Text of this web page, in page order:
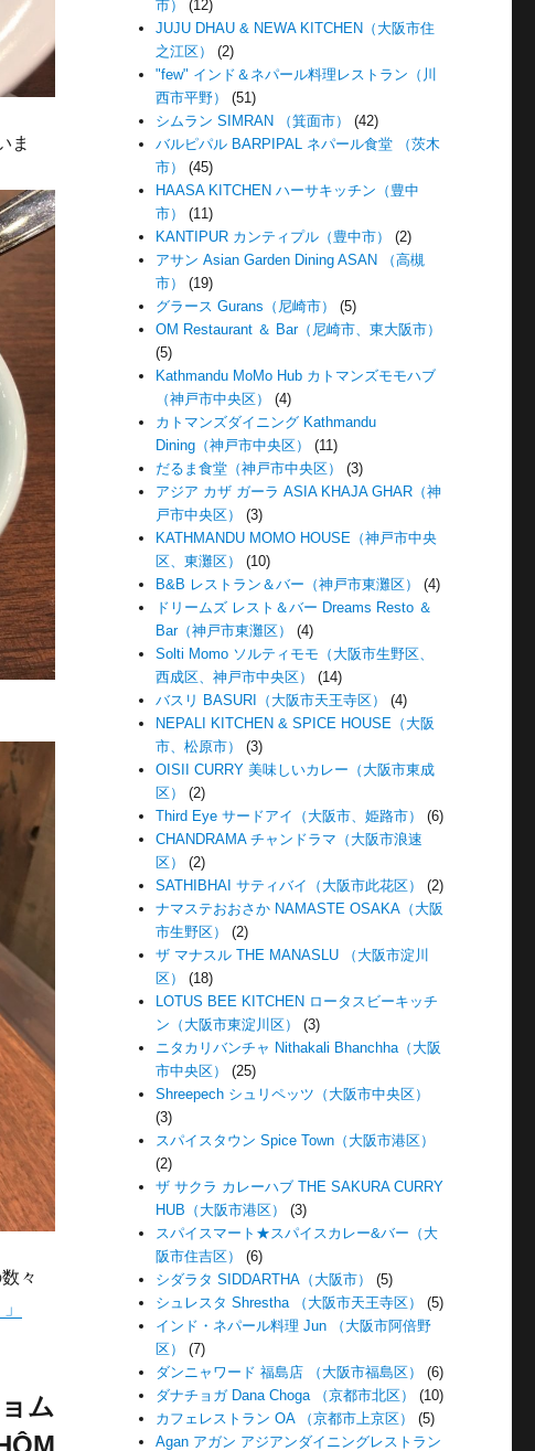
ま
々
ム
市）
(12)
JUJU DHAU & NEWA KITCHEN（大阪市住
之江区）
(2)
"few" インド＆ネパール料理レストラン（川
西市平野）
(51)
シムラン SIMRAN （箕面市）
(42)
バルピパル BARPIPAL ネパール食堂 （茨木
市）
(45)
HAASA KITCHEN ハーサキッチン（豊中
市）
(11)
KANTIPUR カンティプル（豊中市）
(2)
アサン Asian Garden Dining ASAN （高槻
市）
(19)
グラース Gurans（尼崎市）
(5)
OM Restaurant ＆ Bar（尼崎市、東大阪市）
(5)
Kathmandu MoMo Hub カトマンズモモハブ
（神戸市中央区）
(4)
カトマンズダイニング Kathmandu
Dining（神戸市中央区）
(11)
だるま食堂（神戸市中央区）
(3)
アジア カザ ガーラ ASIA KHAJA GHAR（神
戸市中央区）
(3)
KATHMANDU MOMO HOUSE（神戸市中央
区、東灘区）
(10)
B&B レストラン＆バー（神戸市東灘区）
(4)
ドリームズ レスト＆バー Dreams Resto ＆
Bar（神戸市東灘区）
(4)
Solti Momo ソルティモモ（大阪市生野区、
西成区、神戸市中央区）
(14)
バスリ BASURI（大阪市天王寺区）
(4)
NEPALI KITCHEN & SPICE HOUSE（大阪
市、松原市）
(3)
OISII CURRY 美味しいカレー（大阪市東成
区）
(2)
Third Eye サードアイ（大阪市、姫路市）
(6)
CHANDRAMA チャンドラマ（大阪市浪速
区）
(2)
SATHIBHAI サティバイ（大阪市此花区）
(2)
ナマステおおさか NAMASTE OSAKA（大阪
市生野区）
(2)
ザ マナスル THE MANASLU （大阪市淀川
区）
(18)
LOTUS BEE KITCHEN ロータスビーキッチ
ン（大阪市東淀川区）
(3)
ニタカリバンチャ Nithakali Bhanchha（大阪
市中央区）
(25)
Shreepech シュリペッツ（大阪市中央区）
(3)
スパイスタウン Spice Town（大阪市港区）
(2)
ザ サクラ カレーハブ THE SAKURA CURRY
HUB（大阪市港区）
(3)
スパイスマート★スパイスカレー&バー（大
阪市住吉区）
(6)
シダラタ SIDDARTHA（大阪市）
(5)
シュレスタ Shrestha （大阪市天王寺区）
(5)
インド・ネパール料理 Jun （大阪市阿倍野
区）
(7)
ダンニャワード 福島店 （大阪市福島区）
(6)
ダナチョガ Dana Choga （京都市北区）
(10)
カフェレストラン OA （京都市上京区）
(5)
Agan アガン アジアンダイニングレストラン